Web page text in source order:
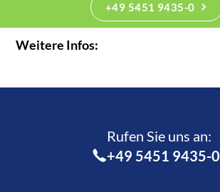
+49 5451 9435-0
Weitere Infos:
Rufen Sie uns an:­
+49 5451 9435-0